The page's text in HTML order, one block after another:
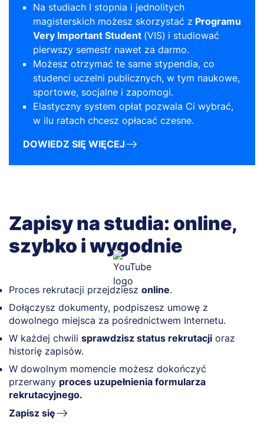
Na studiach I stopnia i jednolitych
magisterskich możesz skorzystać z Programu
Very Important Student (VIS) i studiować
pierwszy semestr nawet za darmo.
Możesz otrzymać te same stypendia, co
studenci uczelni publicznych, w tym naukowe,
sportowe, socjalne i zapomogi.
Elastyczny system opłat pozwala Ci wybrać,
w ilu ratach chcesz opłacać czesne.
DOWIEDZ SIĘ WIĘCEJ
Zapisy na studia: online,
szybko i wygodnie
Proces rekrutacji przejdziesz online.
Dołączysz dokumenty, podpiszesz umowę z
dowolnego miejsca za pośrednictwem Internetu.
W każdej chwili sprawdzisz status rekrutacji oraz
historię zapisów.
W dowolnym momencie możesz dokończyć
przerwany proces uzupełnienia formularza
rekrutacyjnego.
Zapisz się